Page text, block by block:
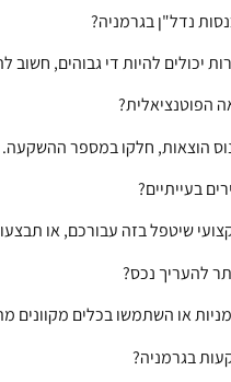
יכולים להיות די גבוהים, חשוב
הוצאות, חלקו במספר ההשקעה.
שיטפל בזה עבורכם, או
או השתמשו בכלים מקוונים